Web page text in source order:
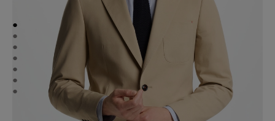
●
●
●
●
●
●
●